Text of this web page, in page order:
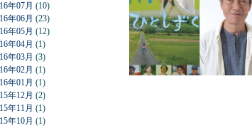
年07月 (10)
年06月 (23)
年05月 (12)
年04月 (1)
年03月 (3)
年02月 (1)
年01月 (1)
年12月 (2)
年11月 (1)
年10月 (1)